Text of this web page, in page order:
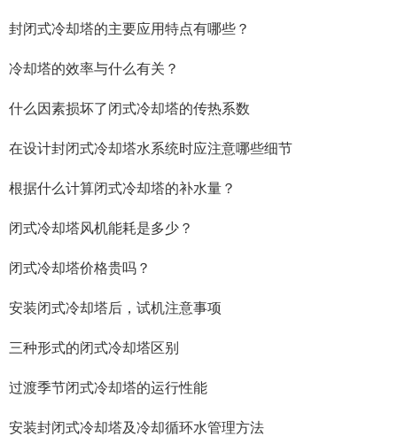
封闭式冷却塔的主要应用特点有哪些？
冷却塔的效率与什么有关？
什么因素损坏了闭式冷却塔的传热系数
在设计封闭式冷却塔水系统时应注意哪些细节
根据什么计算闭式冷却塔的补水量？
闭式冷却塔风机能耗是多少？
闭式冷却塔价格贵吗？
安装闭式冷却塔后，试机注意事项
三种形式的闭式冷却塔区别
过渡季节闭式冷却塔的运行性能
安装封闭式冷却塔及冷却循环水管理方法